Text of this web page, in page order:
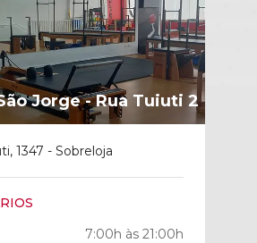
Jorge - Rua Tuiuti 2
1347 - Sobreloja
7:00h às 21:00h